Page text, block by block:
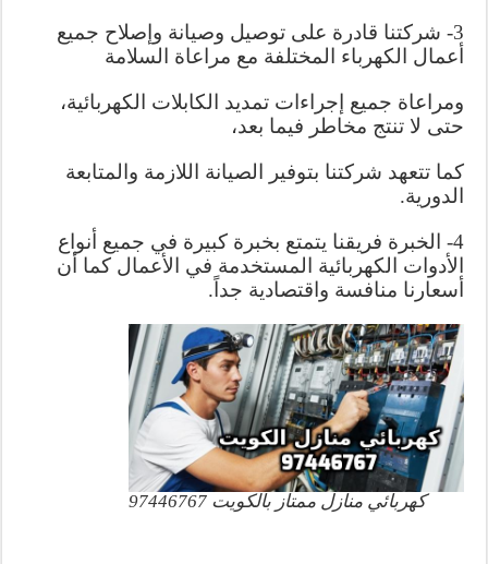
3- شركتنا قادرة على توصيل وصيانة وإصلاح جميع
أعمال الكهرباء المختلفة مع مراعاة السلامة
ومراعاة جميع إجراءات تمديد الكابلات الكهربائية،
حتى لا تنتج مخاطر فيما بعد،
كما تتعهد شركتنا بتوفير الصيانة اللازمة والمتابعة
الدورية.
4- الخبرة فريقنا يتمتع بخبرة كبيرة في جميع أنواع
الأدوات الكهربائية المستخدمة في الأعمال كما أن
أسعارنا منافسة واقتصادية جداً.
كهربائي منازل ممتاز بالكويت 97446767‬